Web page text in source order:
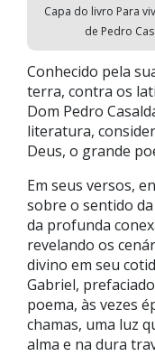
Capa do livro Para
de Pedro
Conhecido pela
terra, contra os
Dom Pedro
literatura,
Deus, o grande
Em seus versos,
sobre o sentido
da profunda
revelando os
divino em seu
Gabriel,
poema, às vezes
chamas, uma luz
alma e na dura